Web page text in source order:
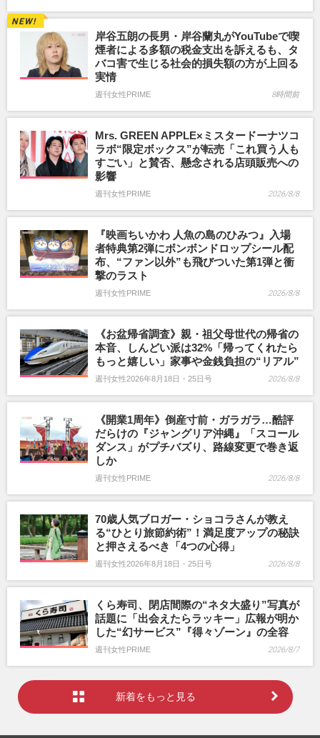
岸谷五朗の長男・岸谷蘭丸がYouTubeで喫
煙者による多額の税金支出を訴えるも、タ
バコ害で生じる社会的損失額の方が上回る
実情
週刊女性PRIME 8時間前
Mrs. GREEN APPLE×ミスタードーナツコ
ラボ“限定ボックス”が転売「これ買う人も
すごい」と賛否、懸念される店頭販売への
影響
週刊女性PRIME 2026/8/8
『映画ちいかわ 人魚の島のひみつ』入場
者特典第2弾にボンボンドロップシール配
布、“ファン以外”も飛びついた第1弾と衝
撃のラスト
週刊女性PRIME 2026/8/8
《お盆帰省調査》親・祖父母世代の帰省の
本音、しんどい派は32%「帰ってくれたら
もっと嬉しい」家事や金銭負担の“リアル”
週刊女性2026年8月18日・25日号 2026/8/8
《開業1周年》倒産寸前・ガラガラ…酷評
だらけの『ジャングリア沖縄』「スコール
ダンス」がプチバズり、路線変更で巻き返
しか
週刊女性PRIME 2026/8/8
70歳人気ブロガー・ショコラさんが教え
る“ひとり旅節約術”！満足度アップの秘訣
と押さえるべき「4つの心得」
週刊女性2026年8月18日・25日号 2026/8/8
くら寿司、閉店間際の“ネタ大盛り”写真が
話題に「出会えたらラッキー」広報が明か
した“幻サービス”『得々ゾーン』の全容
週刊女性PRIME 2026/8/7
新着をもっと見る